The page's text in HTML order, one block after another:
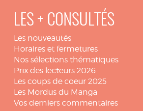
LES + CONSULTÉS
Les nouveautés
Horaires et fermetures
Nos sélections thématiques
Prix des lecteurs 2026
Les coups de coeur 2025
Les Mordus du Manga
Vos derniers commentaires